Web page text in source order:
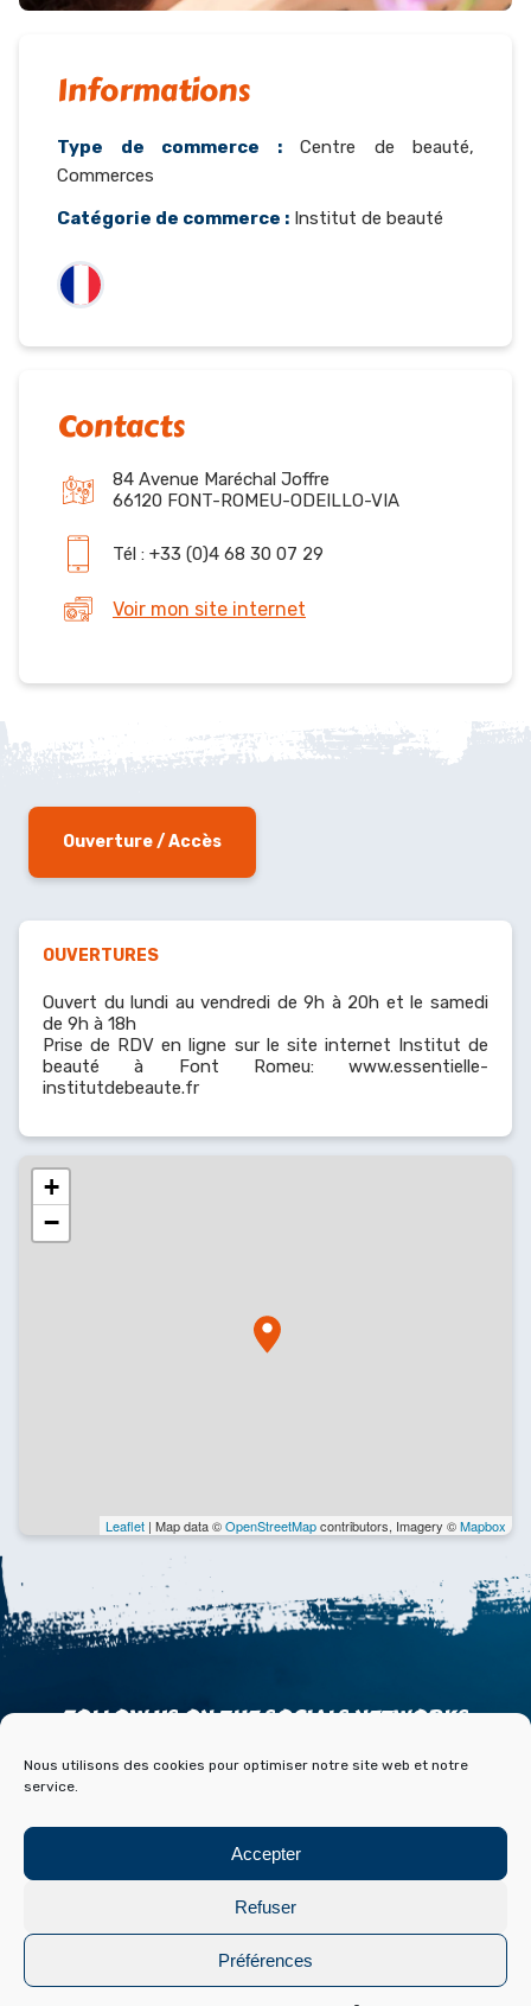
Nous utilisons des cookies pour optimiser notre site web et notre
service.
Accepter
Refuser
Préférences
Informations
Type de commerce :Centre de beauté,
Commerces
Catégorie de commerce : Institut de beauté
Contacts
84 Avenue Maréchal Joffre
66120 FONT-ROMEU-ODEILLO-VIA
Tél : +33 (0)4 68 30 07 29
Voir mon site internet
Ouverture / Accès
OUVERTURES
Ouvert du lundi au vendredi de 9h à 20h et le samedi
de 9h à 18h
Prise de RDV en ligne sur le site internet Institut de
beauté à Font Romeu: www.essentielle-
institutdebeaute.fr
+
−
Leaflet | Map data ©OpenStreetMapcontributors, Imagery ©Mapbox
FOLLOW US ON THE SOCIALS NETWORKS
PARTNERS
BLOG HISTOIRE ET ARCHIVES DE FONT ROMEU
Cookies policy Conception :